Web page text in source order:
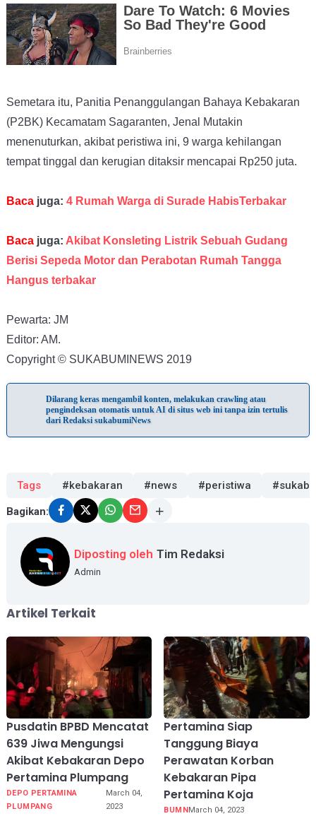
Semetara itu, Panitia Penanggulangan Bahaya Kebakaran
(P2BK) Kecamatam Sagaranten, Jenal Mutakin
menenuturkan, akibat peristiwa ini, 9 warga kehilangan
tempat tinggal dan kerugian ditaksir mencapai Rp250 juta.
Bacajuga: 4 Rumah Warga di Surade HabisTerbakar
Bacajuga: Akibat Konsleting Listrik Sebuah Gudang
Berisi Sepeda Motor dan Perabotan Rumah Tangga
Hangus terbakar
Pewarta: JM
Editor: AM.
Copyright © SUKABUMINEWS 2019
Dilarang keras mengambil konten, melakukan crawling atau
pengindeksan otomatis untuk AI di situs web ini tanpa izin tertulis
dari Redaksi sukabumiNews
Tags #kebakaran #news #peristiwa
Bagikan:
Diposting oleh Tim Redaksi
Admin
Artikel Terkait
Pusdatin BPBD Mencatat
639 Jiwa Mengungsi
Akibat Kebakaran Depo
Pertamina Plumpang
DEPO PERTAMINA
PLUMPANG
March 04,
2023
Pertamina Siap
Tanggung Biaya
Perawatan Korban
Kebakaran Pipa
Pertamina Koja
BUMN March 04, 2023